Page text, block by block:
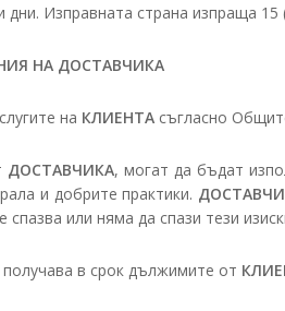
дни. Изправната страна изпраща
НА ДОСТАВЧИКА
на КЛИЕНТА съгласно
ДОСТАВЧИКА, могат да бъдат
и добрите практики.
спазва или няма да спази тези
в срок дължимите от